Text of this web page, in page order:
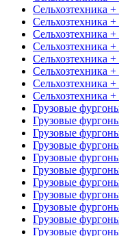
Сельхозтехника
Сельхозтехника
Сельхозтехника
Сельхозтехника
Сельхозтехника +
Сельхозтехника
Сельхозтехника
Сельхозтехника
Грузовые
Грузовые
Грузовые
Грузовые
Грузовые
Грузовые
Грузовые
Грузовые
Грузовые
Грузовые
Грузовые